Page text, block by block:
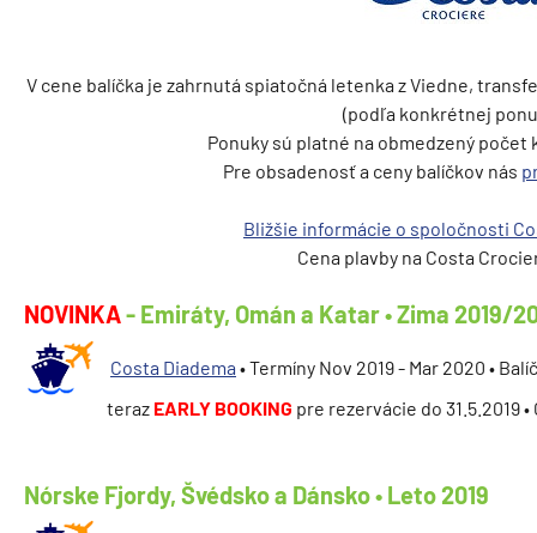
V cene balíčka je zahrnutá spiatočná letenka z Viedne,
(podľa konkrétnej
Ponuky sú platné na obmedzený
Pre obsadenosť a ceny balíčkov nás
Bližšie informácie o spoločnosti
Cena plavby na Costa
NOVINKA- Emiráty, Omán a Katar • Zima 2019/
Costa Diadema • Termíny Nov 2019 - Mar 2020 •
teraz EARLY BOOKING pre rezervácie do 31.5.2019
Nórske Fjordy, Švédsko a Dánsko • Leto 2019